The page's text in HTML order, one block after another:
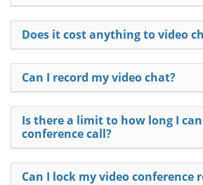
Does it cost anything to video
Can I record my video chat?
Is there a limit to how long I
conference call?
Can I lock my video conference